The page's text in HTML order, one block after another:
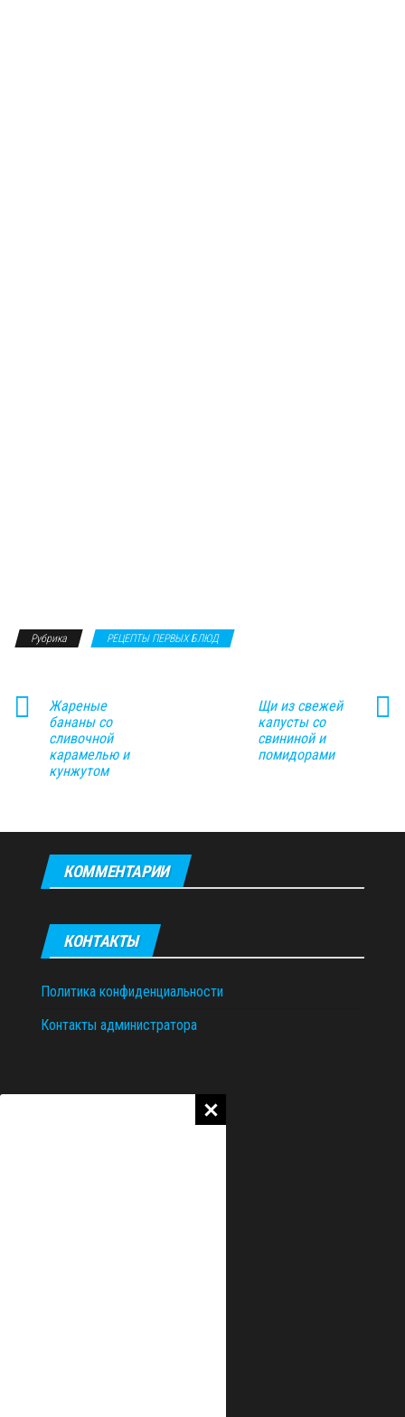
Рубрика РЕЦЕПТЫ ПЕРВЫХ БЛЮД
Жареные
бананы со
сливочной
карамелью и
кунжутом
Щи из свежей
капусты со
свининой и
помидорами
КОММЕНТАРИИ
КОНТАКТЫ
Политика конфиденциальности
Контакты администратора